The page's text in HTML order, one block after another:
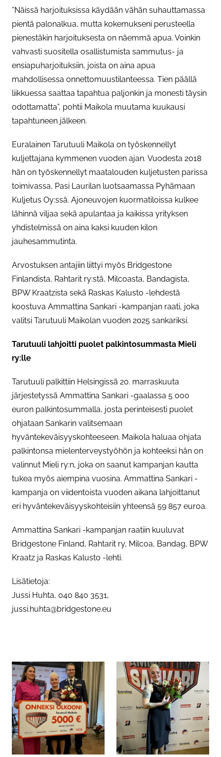
”Näissä harjoituksissa käydään vähän suhauttamassa
pientä palonalkua, mutta kokemukseni perusteella
pienestäkin harjoituksesta on näemmä apua. Voinkin
vahvasti suositella osallistumista sammutus- ja
ensiapuharjoituksiin, joista on aina apua
mahdollisessa onnettomuustilanteessa. Tien päällä
liikkuessa saattaa tapahtua paljonkin ja monesti täysin
odottamatta”, pohtii Maikola muutama kuukausi
tapahtuneen jälkeen.
Euralainen Tarutuuli Maikola on työskennellyt
kuljettajana kymmenen vuoden ajan. Vuodesta 2018
hän on työskennellyt maatalouden kuljetusten parissa
toimivassa, Pasi Laurilan luotsaamassa Pyhämaan
Kuljetus Oy:ssä. Ajoneuvojen kuormatiloissa kulkee
lähinnä viljaa sekä apulantaa ja kaikissa yrityksen
yhdistelmissä on aina kaksi kuuden kilon
jauhesammutinta.
Arvostuksen antajiin liittyi myös Bridgestone
Finlandista, Rahtarit ry:stä, Milcoasta, Bandagista,
BPW Kraatzista sekä Raskas Kalusto -lehdestä
koostuva Ammattina Sankari -kampanjan raati, joka
valitsi Tarutuuli Maikolan vuoden 2025 sankariksi.
Tarutuuli lahjoitti puolet palkintosummasta Mieli
ry:lle
Tarutuuli palkittiin Helsingissä 20. marraskuuta
järjestetyssä Ammattina Sankari -gaalassa 5 000
euron palkintosummalla, josta perinteisesti puolet
ohjataan Sankarin valitsemaan
hyväntekeväisyyskohteeseen. Maikola haluaa ohjata
palkintonsa mielenterveystyöhön ja kohteeksi hän on
valinnut Mieli ry:n, joka on saanut kampanjan kautta
tukea myös aiempina vuosina. Ammattina Sankari -
kampanja on viidentoista vuoden aikana lahjoittanut
eri hyväntekeväisyyskohteisiin yhteensä 59 857 euroa.
Ammattina Sankari -kampanjan raatiin kuuluvat
Bridgestone Finland, Rahtarit ry, Milcoa, Bandag, BPW
Kraatz ja Raskas Kalusto -lehti.
Lisätietoja:
Jussi Huhta, 040 840 3531,
jussi.huhta@bridgestone.eu